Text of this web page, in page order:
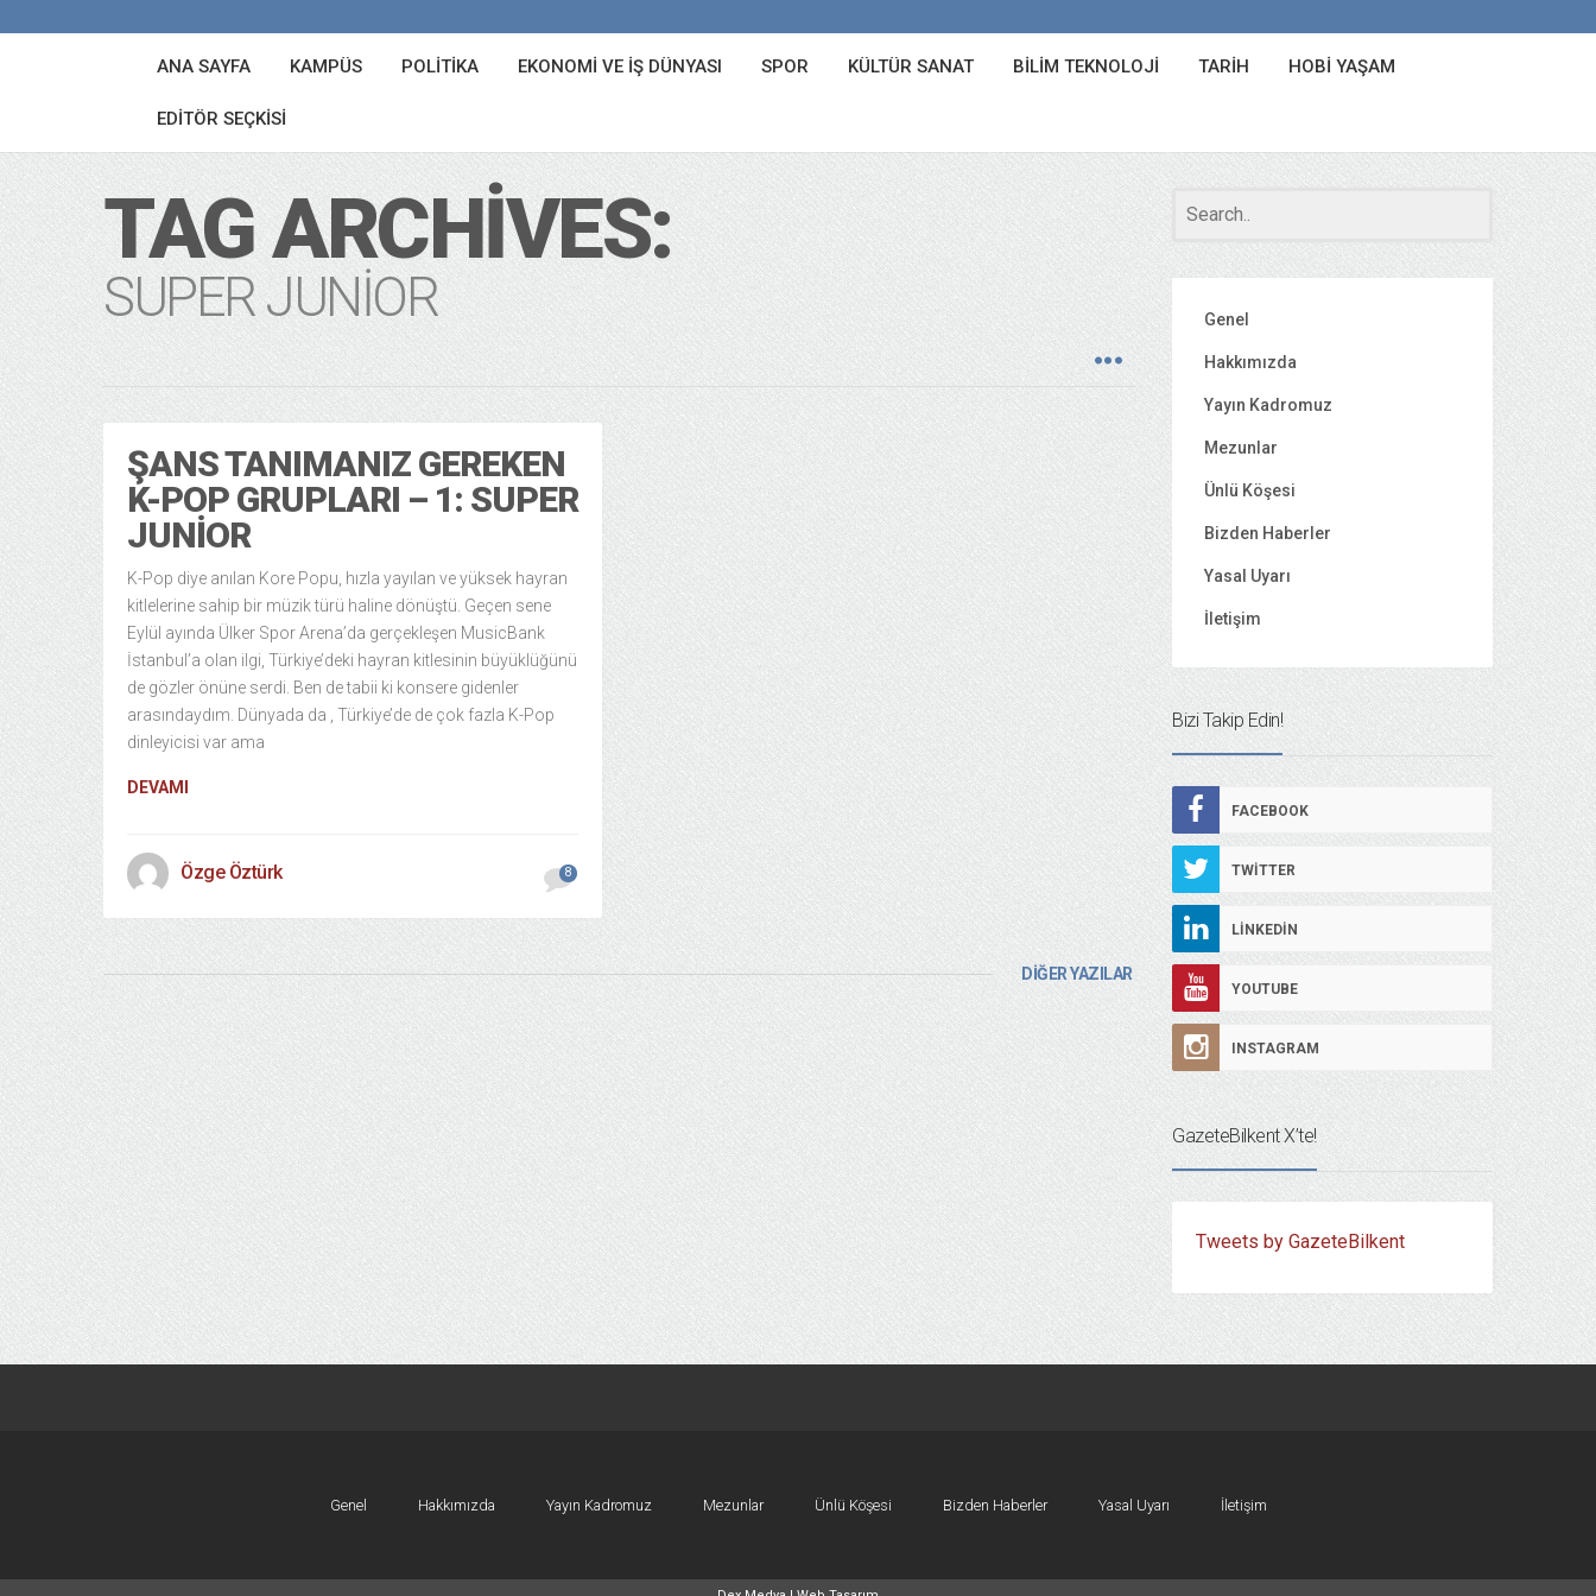
ANA SAYFA KAMPÜS POLITIKA EKONOMI VE İŞ DÜNYASI SPOR KÜLTÜR SANAT BILIM TEKNOLOJI TARIH HOBI YAŞAM
EDITÖR SEÇKISI
TAG ARCHIVES:
SUPER JUNIOR
ŞANS TANIMANIZ GEREKEN
K-POP GRUPLARI – 1: SUPER
JUNIOR
K-Pop diye anılan Kore Popu, hızla yayılan ve yüksek hayran
kitlelerine sahip bir müzik türü haline dönüştü. Geçen sene
Eylül ayında Ülker Spor Arena’da gerçekleşen MusicBank
İstanbul’a olan ilgi, Türkiye’deki hayran kitlesinin büyüklüğünü
de gözler önüne serdi. Ben de tabii ki konsere gidenler
arasındaydım. Dünyada da , Türkiye’de de çok fazla K-Pop
dinleyicisi var ama
DEVAMI
Özge Öztürk 8
DİĞER YAZILAR
Genel
Hakkımızda
Yayın Kadromuz
Mezunlar
Ünlü Köşesi
Bizden Haberler
Yasal Uyarı
İletişim
Bizi Takip Edin!
FACEBOOK
TWITTER
LINKEDIN
YOUTUBE
INSTAGRAM
GazeteBilkent X’te!
Tweets by GazeteBilkent
Genel Hakkımızda Yayın Kadromuz Mezunlar Ünlü Köşesi Bizden Haberler Yasal Uyarı İletişim